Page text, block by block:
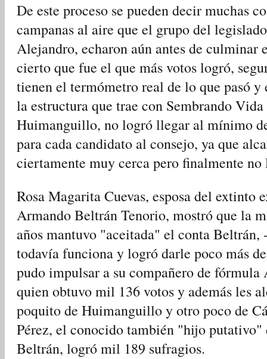
De este proceso se pueden decir muchas
campanas al aire que el grupo del
Alejandro, echaron aún antes de culminar
cierto que fue el que más votos logró,
tienen el termómetro real de lo que pasó y
la estructura que trae con Sembrando
Huimanguillo, no logró llegar al mínimo
para cada candidato al consejo, ya que
ciertamente muy cerca pero finalmente
Rosa Magarita Cuevas, esposa del extinto
Armando Beltrán Tenorio, mostró que la
años mantuvo "aceitada" el conta Beltrán,
todavía funciona y logró darle poco más
pudo impulsar a su compañero de
quien obtuvo mil 136 votos y además les
poquito de Huimanguillo y otro poco de
Pérez, el conocido también "hijo
Beltrán, logró mil 189 sufragios.